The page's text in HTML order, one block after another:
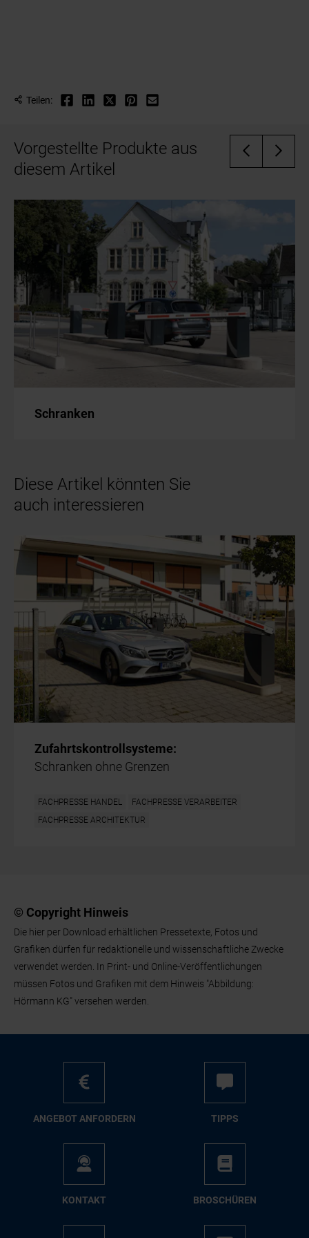
Teilen:
Vorgestellte Produkte aus
diesem Artikel
Schranken
Diese Artikel könnten Sie
auch interessieren
Zufahrtskontrollsysteme:
Schranken ohne Grenzen
FACHPRESSE HANDEL
FACHPRESSE VERARBEITER
FACHPRESSE ARCHITEKTUR
© Copyright Hinweis
Die hier per Download erhältlichen Pressetexte, Fotos und
Grafiken dürfen für redaktionelle und wissenschaftliche Zwecke
verwendet werden. In Print- und Online-Veröffentlichungen
müssen Fotos und Grafiken mit dem Hinweis "Abbildung:
Hörmann KG" versehen werden.
AN­GE­BOT AN­FOR­DERN TIPPS
KON­TAKT BRO­SCHÜ­REN